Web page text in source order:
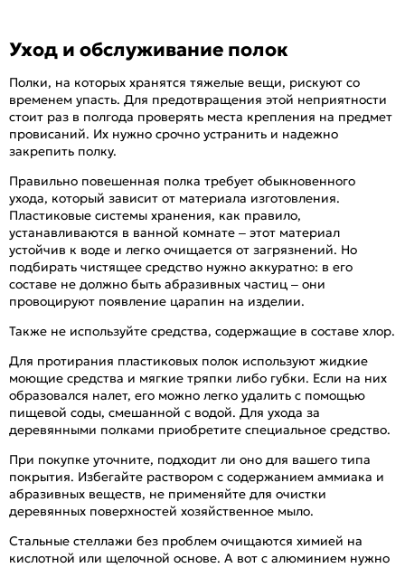
Уход и обслуживание полок
Полки, на которых хранятся тяжелые вещи, рискуют со
временем упасть. Для предотвращения этой неприятности
стоит раз в полгода проверять места крепления на предмет
провисаний. Их нужно срочно устранить и надежно
закрепить полку.
Правильно повешенная полка требует обыкновенного
ухода, который зависит от материала изготовления.
Пластиковые системы хранения, как правило,
устанавливаются в ванной комнате – этот материал
устойчив к воде и легко очищается от загрязнений. Но
подбирать чистящее средство нужно аккуратно: в его
составе не должно быть абразивных частиц – они
провоцируют появление царапин на изделии.
Также не используйте средства, содержащие в составе хлор.
Для протирания пластиковых полок используют жидкие
моющие средства и мягкие тряпки либо губки. Если на них
образовался налет, его можно легко удалить с помощью
пищевой соды, смешанной с водой. Для ухода за
деревянными полками приобретите специальное средство.
При покупке уточните, подходит ли оно для вашего типа
покрытия. Избегайте раствором с содержанием аммиака и
абразивных веществ, не применяйте для очистки
деревянных поверхностей хозяйственное мыло.
Стальные стеллажи без проблем очищаются химией на
кислотной или щелочной основе. А вот с алюминием нужно